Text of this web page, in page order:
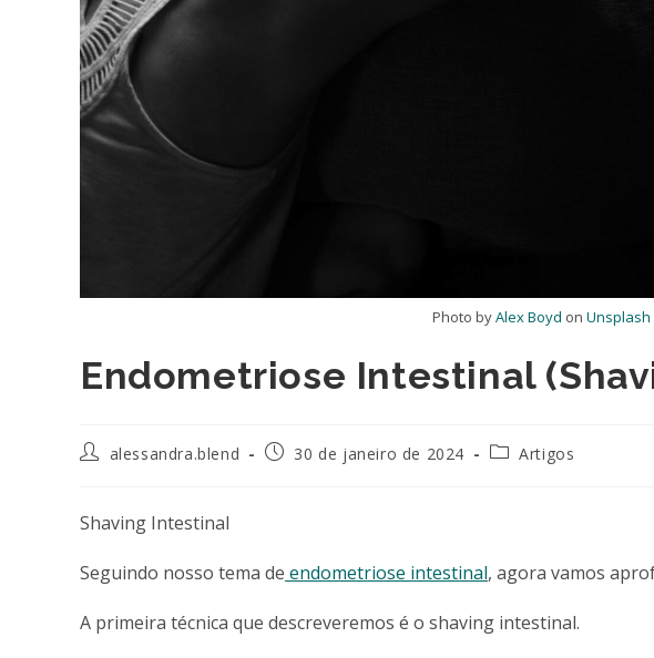
Photo byAlex Boyd on Unsplash
Endometriose Intestinal
Autoralessandra.blend
Post30 de janeiro de 2024
Categoria
Artigos
Shaving Intestinal
Seguindo nosso tema de endometriose intestinal, agora vamos
A primeira técnica que descreveremos é o shaving intestinal.